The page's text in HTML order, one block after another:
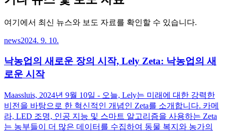
여기에서 최신 뉴스와 보도 자료를 확인할 수 있습니다.
news2024. 9. 10.
낙농업의 새로운 장의 시작, Lely Zeta: 낙농업의 새
로운 시작
Maassluis, 2024년 9월 10일 - 오늘, Lely는 미래에 대한 강력한
비전을 바탕으로 한 혁신적인 개념인 Zeta를 소개합니다. 카메
라, LED 조명, 인공 지능 및 스마트 알고리즘을 사용하는 Zeta
는 농부들이 더 많은 데이터를 수집하여 동물 복지와 농가의